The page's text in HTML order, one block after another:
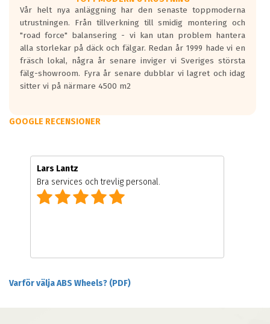
Vår helt nya anläggning har den senaste toppmoderna
utrustningen. Från tillverkning till smidig montering och
"road force" balansering - vi kan utan problem hantera
alla storlekar på däck och fälgar. Redan år 1999 hade vi en
fräsch lokal, några år senare inviger vi Sveriges största
fälg-showroom. Fyra år senare dubblar vi lagret och idag
sitter vi på närmare 4500 m2
GOOGLE RECENSIONER
Lars Lantz
Bra services och trevlig personal.
Varför välja ABS Wheels? (PDF)